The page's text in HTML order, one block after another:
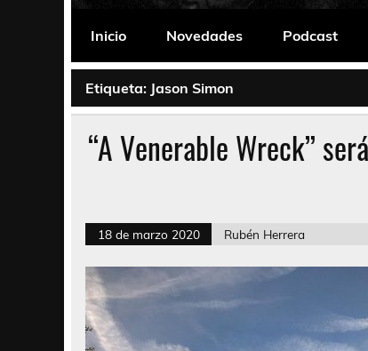
La Habitación 235
Inicio
Novedades Podcast
Etiqueta: Jason Simon
“A Venerable Wreck”
18 de marzo 2020 Rubén Herrera